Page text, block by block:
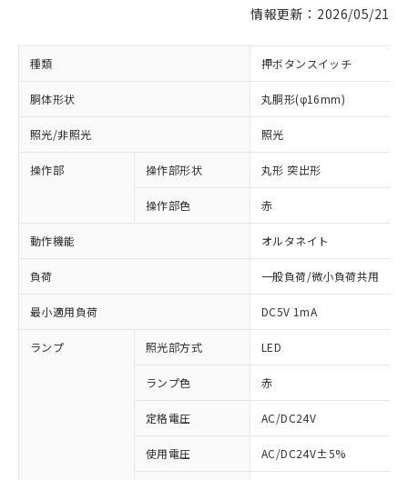
情報更新：2026/05/21
種類 押ボタンスイッチ
胴体形状 丸胴形(φ16mm)
照光/非照光 照光
操作部 操作部形状 丸形 突出形
操作部色 赤
動作機能 オルタネイト
負荷 一般負荷/微小負荷共用
最小適用負荷 DC5V 1mA
ランプ 照光部方式 LED
ランプ色 赤
定格電圧 AC/DC24V
使用電圧 AC/DC24V±5%